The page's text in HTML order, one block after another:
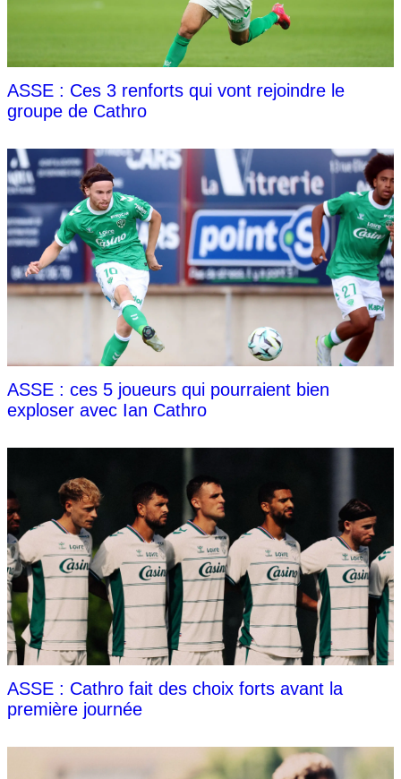
ASSE : Ces 3 renforts qui vont rejoindre le
groupe de Cathro
ASSE : ces 5 joueurs qui pourraient bien
exploser avec Ian Cathro
ASSE : Cathro fait des choix forts avant la
première journée